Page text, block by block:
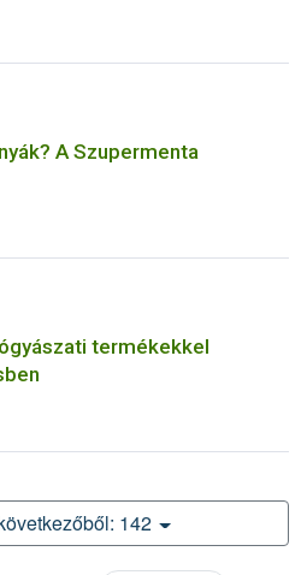
A Szupermenta
termékekkel
142